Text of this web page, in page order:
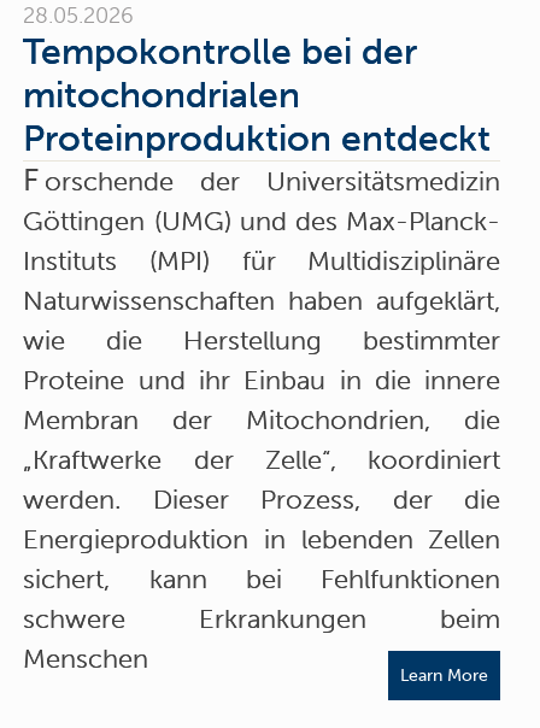
28.05.2026
Tempokontrolle bei der
mitochondrialen
Proteinproduktion entdeckt
F orschende der Universitätsmedizin
Göttingen (UMG) und des Max-Planck-
Instituts (MPI) für Multidisziplinäre
Naturwissenschaften haben aufgeklärt,
wie die Herstellung bestimmter
Proteine und ihr Einbau in die innere
Membran der Mitochondrien, die
„Kraftwerke der Zelle“, koordiniert
werden. Dieser Prozess, der die
Energieproduktion in lebenden Zellen
sichert, kann bei Fehlfunktionen
schwere Erkrankungen beim
Menschen
Learn More